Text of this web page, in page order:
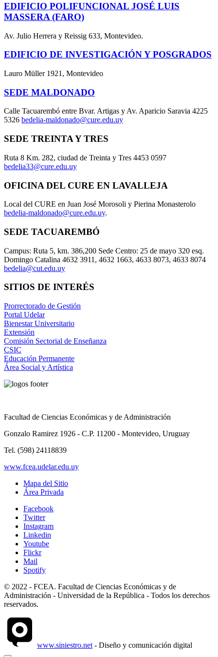
EDIFICIO POLIFUNCIONAL JOSÉ LUIS
MASSERA (FARO)
Av. Julio Herrera y Reissig 633, Montevideo.
EDIFICIO DE INVESTIGACIÓN Y POSGRADOS
Lauro Müller 1921, Montevideo
SEDE MALDONADO
Calle Tacuarembó entre Bvar. Artigas y Av. Aparicio Saravia 4225
5326 bedelia-maldonado@cure.edu.uy
SEDE TREINTA Y TRES
Ruta 8 Km. 282, ciudad de Treinta y Tres 4453 0597
bedelia33@cure.edu.uy
OFICINA DEL CURE EN LAVALLEJA
Local del CURE en Juan José Morosoli y Pierina Monasterolo
bedelia-maldonado@cure.edu.uy.
SEDE TACUAREMBÓ
Campus: Ruta 5, km. 386,200 Sede Centro: 25 de mayo 320 esq.
Domingo Catalina 4632 3911, 4632 1663, 4633 8073, 4633 8074
bedelia@cut.edu.uy
SITIOS DE INTERÉS
Prorrectorado de Gestión
Portal Udelar
Bienestar Universitario
Extensión
Comisión Sectorial de Enseñanza
CSIC
Educación Permanente
Área Social y Artística
Facultad de Ciencias Económicas y de Administración
Gonzalo Ramirez 1926 - C.P. 11200 - Montevideo, Uruguay
Tel. (598) 24118839
www.fcea.udelar.edu.uy
Mapa del Sitio
Área Privada
Facebook
Twitter
Instagram
Linkedin
Youtube
Flickr
Mail
Spotify
© 2022 - FCEA. Facultad de Ciencias Económicas y de
Administración - Universidad de la República - Todos los derechos
reservados.
www.siniestro.net - Diseño y comunicación digital